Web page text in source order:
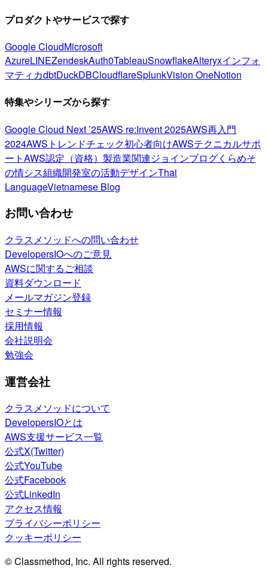
プロダクトやサービスで探す
Google CloudMicrosoft
AzureLINEZendeskAuth0TableauSnowflakeAlteryxインフォ
マティカdbtDuckDBCloudflareSplunkVision OneNotion
特集やシリーズから探す
Google Cloud Next ’25AWS re:Invent 2025AWS再入門
2024AWSトレンドチェック初心者向けAWSテクニカルサポ
ートAWS認定（資格） 製造業関連ジョインブログくらめそ
の情シス組織開発室の活動デザインThai
LanguageVietnamese Blog
お問い合わせ
クラスメソッドへの問い合わせ
DevelopersIOへのご意見
AWSに関するご相談
資料ダウンロード
メールマガジン登録
セミナー情報
採用情報
会社説明会
勉強会
運営会社
クラスメソッドについて
DevelopersIOとは
AWS支援サービス一覧
公式X(Twitter)
公式YouTube
公式Facebook
公式LinkedIn
アクセス情報
プライバシーポリシー
クッキーポリシー
© Classmethod, Inc. All rights reserved.